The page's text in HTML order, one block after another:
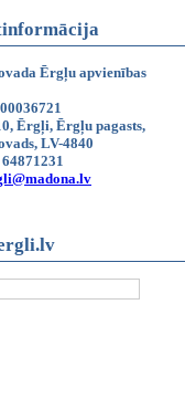
Ērgļu apvienības
Ērgļi, Ērgļu pagasts,
LV-4840